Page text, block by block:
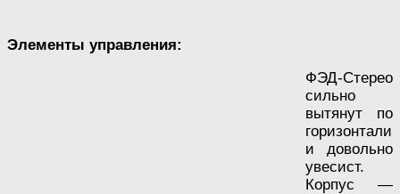
Элементы управления:
ФЭД-Стерео
сильно
вытянут по
горизонтали
и довольно
увесист.
Корпус —